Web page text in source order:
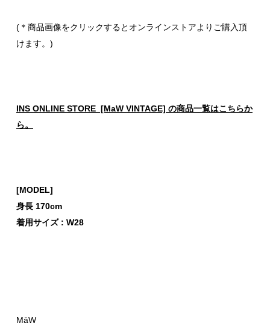
(＊商品画像をクリックするとオンラインストアよりご購入頂
けます。)
INS ONLINE STORE [MaW VINTAGE] の商品一覧はこちらか
ら。
[MODEL]
身長 170cm
着用サイズ : W28
MāW